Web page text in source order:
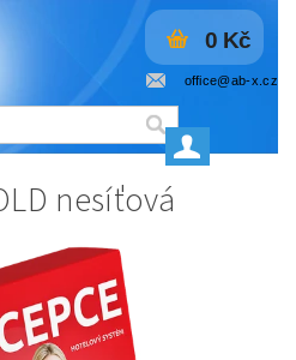
office@ab-x.cz
0 Kč
nesíťová